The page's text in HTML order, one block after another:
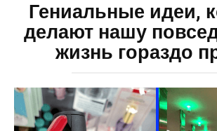
Гениальные идеи,
делают нашу
жизнь гораздо